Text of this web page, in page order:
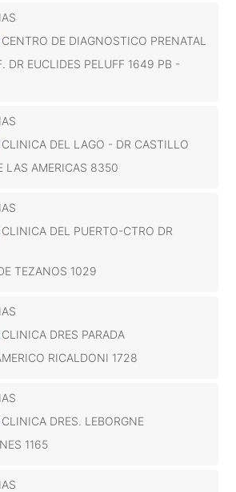
CENTRO DE DIAGNOSTICO PRENATAL
DR EUCLIDES PELUFF 1649 PB -
CLINICA DEL LAGO - DR CASTILLO
LAS AMERICAS 8350
CLINICA DEL PUERTO-CTRO DR
TEZANOS 1029
CLINICA DRES PARADA
RICALDONI 1728
CLINICA DRES. LEBORGNE
1165